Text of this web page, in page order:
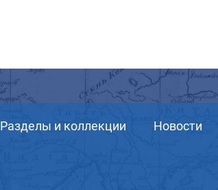
Разделы и коллекции Новости